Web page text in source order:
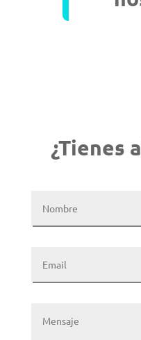
¿Tienes